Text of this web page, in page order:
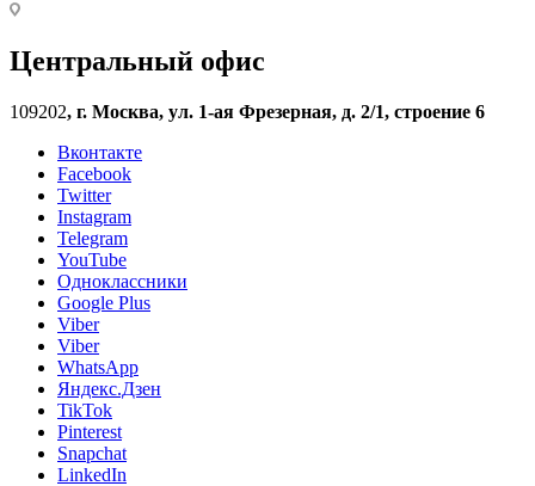
Центральный офис
109202, г. Москва, ул. 1-ая Фрезерная, д. 2/1, строение 6
Вконтакте
Facebook
Twitter
Instagram
Telegram
YouTube
Одноклассники
Google Plus
Viber
Viber
WhatsApp
Яндекс.Дзен
TikTok
Pinterest
Snapchat
LinkedIn